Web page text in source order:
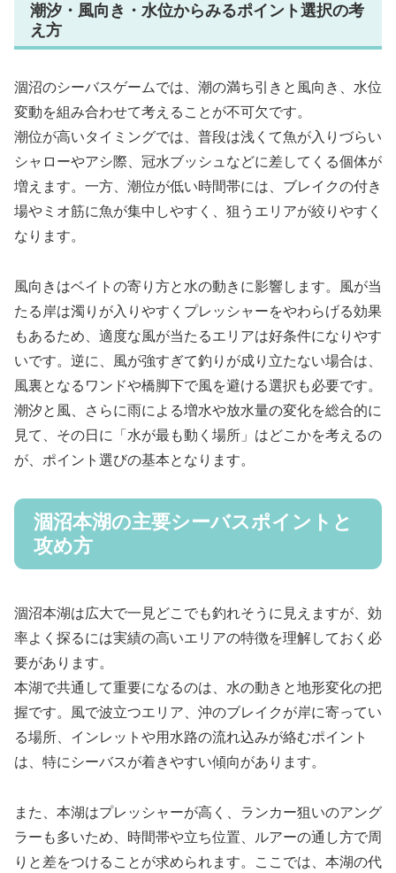
潮汐・風向き・水位からみるポイント選択の考
え方
涸沼のシーバスゲームでは、潮の満ち引きと風向き、水位
変動を組み合わせて考えることが不可欠です。
潮位が高いタイミングでは、普段は浅くて魚が入りづらい
シャローやアシ際、冠水ブッシュなどに差してくる個体が
増えます。一方、潮位が低い時間帯には、ブレイクの付き
場やミオ筋に魚が集中しやすく、狙うエリアが絞りやすく
なります。
風向きはベイトの寄り方と水の動きに影響します。風が当
たる岸は濁りが入りやすくプレッシャーをやわらげる効果
もあるため、適度な風が当たるエリアは好条件になりやす
いです。逆に、風が強すぎて釣りが成り立たない場合は、
風裏となるワンドや橋脚下で風を避ける選択も必要です。
潮汐と風、さらに雨による増水や放水量の変化を総合的に
見て、その日に「水が最も動く場所」はどこかを考えるの
が、ポイント選びの基本となります。
涸沼本湖の主要シーバスポイントと
攻め方
涸沼本湖は広大で一見どこでも釣れそうに見えますが、効
率よく探るには実績の高いエリアの特徴を理解しておく必
要があります。
本湖で共通して重要になるのは、水の動きと地形変化の把
握です。風で波立つエリア、沖のブレイクが岸に寄ってい
る場所、インレットや用水路の流れ込みが絡むポイント
は、特にシーバスが着きやすい傾向があります。
また、本湖はプレッシャーが高く、ランカー狙いのアング
ラーも多いため、時間帯や立ち位置、ルアーの通し方で周
りと差をつけることが求められます。ここでは、本湖の代